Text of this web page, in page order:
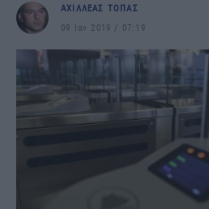
ΑΧΙΛΛΕΑΣ ΤΟΠΑΣ
09 Ιαν 2019
07:19